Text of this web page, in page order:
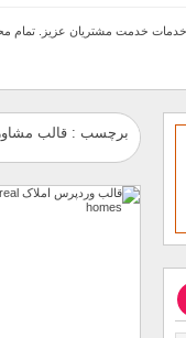
برچسب : قالب